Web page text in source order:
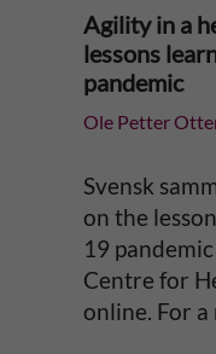
Agility in a
lessons
pandemic
Ole Petter
Svensk
on the
19
Centre for
online. For